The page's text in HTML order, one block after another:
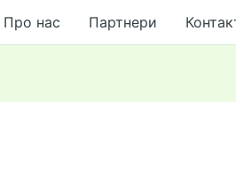
Про нас Партнери